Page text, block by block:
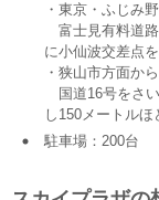
・東京・ふじみ
富士見有料道路
に小仙波交差点
・狭山市方面か
国道16号をさ
し150メートルほ
駐車場：200台